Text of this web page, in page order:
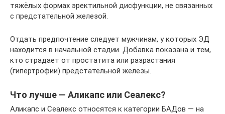
тяжёлых формах эректильной дисфункции, не связанных
с предстательной железой.
Отдать предпочтение следует мужчинам, у которых ЭД
находится в начальной стадии. Добавка показана и тем,
кто страдает от простатита или разрастания
(гипертрофии) предстательной железы.
Что лучше — Аликапс или Сеалекс?
Аликапс и Сеалекс относятся к категории БАДов — на